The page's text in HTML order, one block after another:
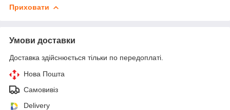
Приховати
Умови доставки
Доставка здійснюється тільки по передоплаті.
Нова Пошта
Самовивіз
Delivery